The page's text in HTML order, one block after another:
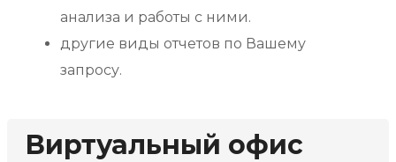
анализа и работы с ними.
другие виды отчетов по Вашему
запросу.
Виртуальный офис